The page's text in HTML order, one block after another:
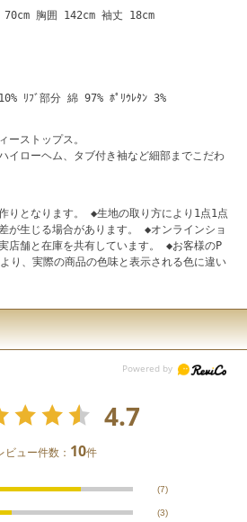
胸囲 142cm 袖丈 18cm
ﾘﾌﾞ部分 綿 97% ﾎﾟﾘｳﾚﾀﾝ 3%
ーストップス。
イローヘム、タブ付き袖など細部までこだわ
りとなります。 ◆生地の取り方により1点1点
が生じる場合があります。 ◆オンラインショ
店舗と在庫を共有しています。 ◆お客様のP
り、実際の商品の色味と表示される色に違い
4.7
ビュー件数： 10件
(7)
(3)